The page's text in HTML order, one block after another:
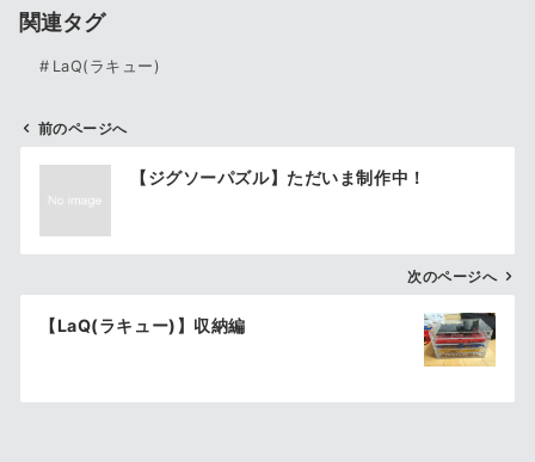
関連タグ
LaQ(ラキュー)
ン
前のページへ
【ジグソーパズル】ただいま制作中！
次のページへ
【LaQ(ラキュー)】収納編